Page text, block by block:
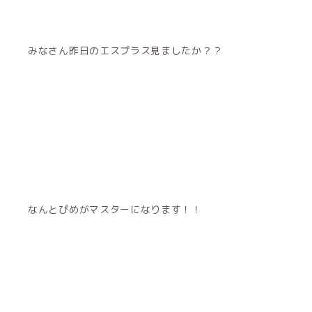
みなさん昨日のエスプラス見ましたか？？
なんとぴめがマスターになります！！